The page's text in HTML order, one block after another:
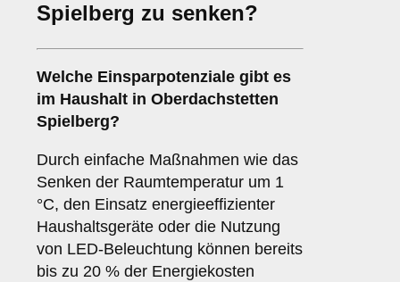
Spielberg zu senken?
Welche Einsparpotenziale gibt es
im Haushalt in Oberdachstetten
Spielberg?
Durch einfache Maßnahmen wie das
Senken der Raumtemperatur um 1
°C, den Einsatz energieeffizienter
Haushaltsgeräte oder die Nutzung
von LED-Beleuchtung können bereits
bis zu 20 % der Energiekosten